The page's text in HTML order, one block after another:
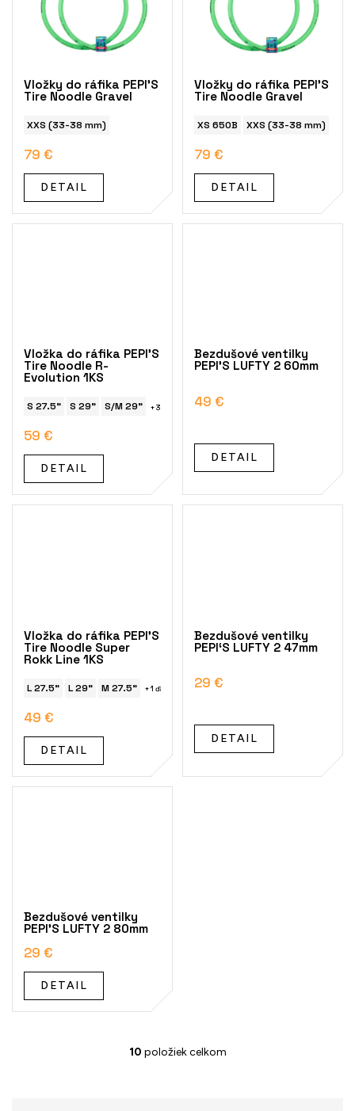
Vložky do ráfika PEPI'S
Tire Noodle Gravel
XXS (33-38 mm)
79 €
DETAIL
Vložky do ráfika PEPI'S
Tire Noodle Gravel
XS 650B XXS (33-38 mm)
79 €
DETAIL
Vložka do ráfika PEPI'S
Tire Noodle R-
Evolution 1KS
S 27.5" S 29" S/M 29" + 3 ďalší
59 €
DETAIL
Bezdušové ventilky
PEPI'S LUFTY 2 60mm
49 €
DETAIL
Vložka do ráfika PEPI'S
Tire Noodle Super
Rokk Line 1KS
L 27.5" L 29" M 27.5" + 1 ďalší
49 €
DETAIL
Bezdušové ventilky
PEPI‘S LUFTY 2 47mm
29 €
DETAIL
Bezdušové ventilky
PEPI'S LUFTY 2 80mm
29 €
DETAIL
O
10 položiek celkom